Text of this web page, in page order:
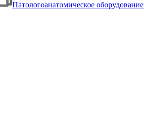
Патологоанатомическое оборудование